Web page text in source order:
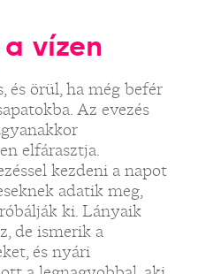
vízen
és örül, ha még befér
Az evezés
elfárasztja.
kezdeni a napot
adatik meg,
ki. Lányaik
de ismerik a
és nyári